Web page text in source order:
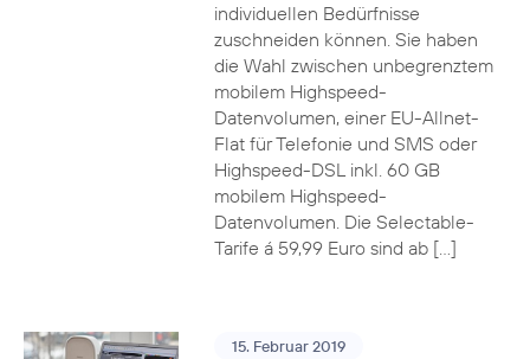
individuellen Bedürfnisse
zuschneiden können. Sie haben
die Wahl zwischen unbegrenztem
mobilem Highspeed-
Datenvolumen, einer EU-Allnet-
Flat für Telefonie und SMS oder
Highspeed-DSL inkl. 60 GB
mobilem Highspeed-
Datenvolumen. Die Selectable-
Tarife á 59,99 Euro sind ab […]
15. Februar 2019